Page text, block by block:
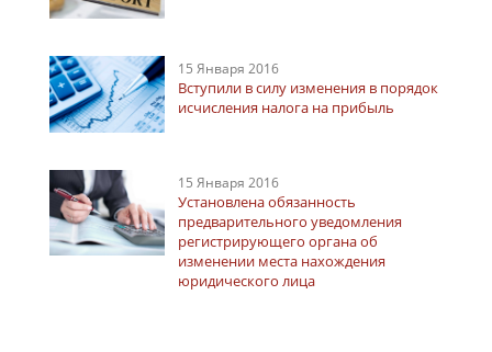
15 Января 2016
Вступили в силу изменения в порядок
исчисления налога на прибыль
15 Января 2016
Установлена обязанность
предварительного уведомления
регистрирующего органа об
изменении места нахождения
юридического лица